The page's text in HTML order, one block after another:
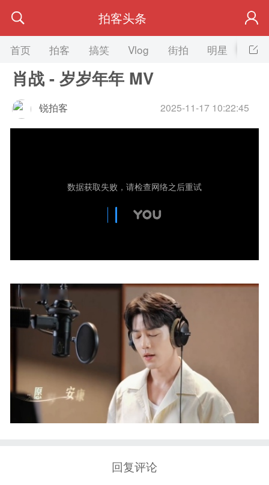
拍客头条
首页 拍客 搞笑 Vlog 街拍 明星 美女
肖战 - 岁岁年年 MV
锐拍客 2025-11-17 10:22:45
回复评论